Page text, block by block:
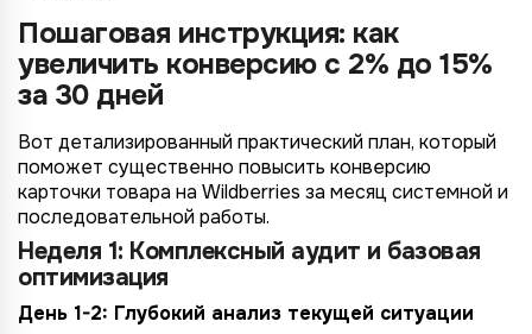
Пошаговая инструкция: как
увеличить конверсию с 2% до 15%
за 30 дней
Вот детализированный практический план, который
поможет существенно повысить конверсию
карточки товара на Wildberries за месяц системной и
последовательной работы.
Неделя 1: Комплексный аудит и базовая
оптимизация
День 1-2: Глубокий анализ текущей ситуации